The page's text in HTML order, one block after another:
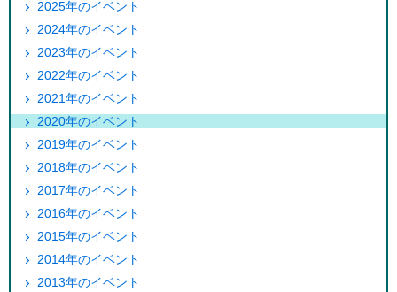
2025年のイベント
2024年のイベント
2023年のイベント
2022年のイベント
2021年のイベント
2020年のイベント
2019年のイベント
2018年のイベント
2017年のイベント
2016年のイベント
2015年のイベント
2014年のイベント
2013年のイベント